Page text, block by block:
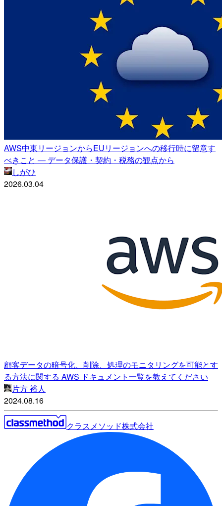
AWS中東リージョンからEUリージョンへの移行時に留意す
べきこと ― データ保護・契約・税務の観点から
しがひ
2026.03.04
顧客データの暗号化、削除、処理のモニタリングを可能とす
る方法に関する AWS ドキュメント一覧を教えてください
片方 裕人
2024.08.16
クラスメソッド株式会社